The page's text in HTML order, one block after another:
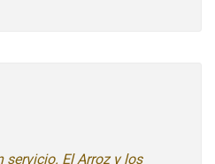
servicio. El Arroz y los